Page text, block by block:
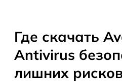
Где скачать
Antivirus
лишних